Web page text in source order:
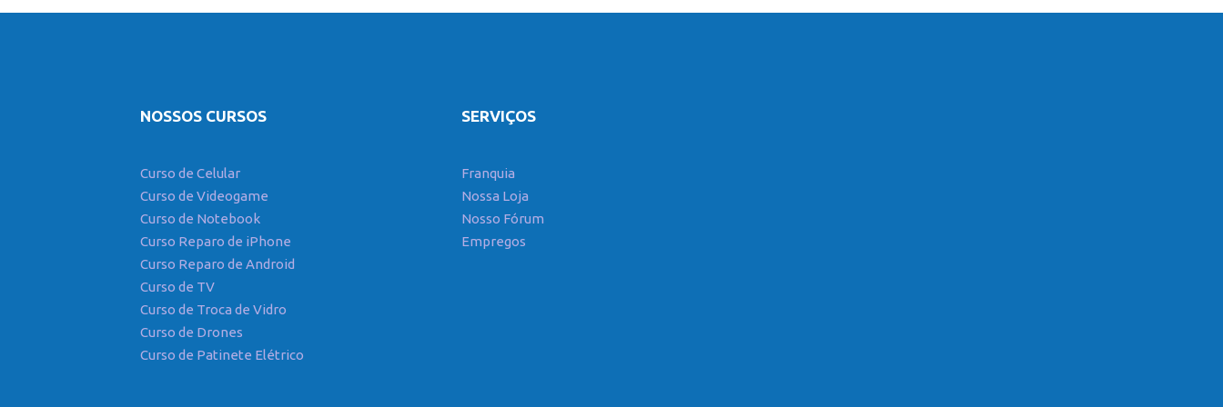
NOSSOS CURSOS
Curso de Celular
Curso de Videogame
Curso de Notebook
Curso Reparo de iPhone
Curso Reparo de Android
Curso de TV
Curso de Troca de Vidro
Curso de Drones
Curso de Patinete Elétrico
SERVIÇOS
Franquia
Nossa Loja
Nosso Fórum
Empregos